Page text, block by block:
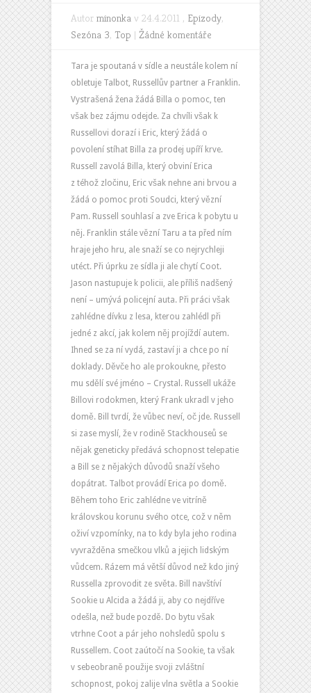
Autor minonka v 24.4.2011 , Epizody,
Sezóna 3, Top | Žádné komentáře
Tara je spoutaná v sídle a neustále kolem ní
obletuje Talbot, Russellův partner a Franklin.
Vystrašená žena žádá Billa o pomoc, ten
však bez zájmu odejde. Za chvíli však k
Russellovi dorazí i Eric, který žádá o
povolení stíhat Billa za prodej upíří krve.
Russell zavolá Billa, který obviní Erica
z téhož zločinu, Eric však nehne ani brvou a
žádá o pomoc proti Soudci, který vězní
Pam. Russell souhlasí a zve Erica k pobytu u
něj. Franklin stále vězní Taru a ta před ním
hraje jeho hru, ale snaží se co nejrychleji
utéct. Při úprku ze sídla ji ale chytí Coot.
Jason nastupuje k policii, ale příliš nadšený
není – umývá policejní auta. Při práci však
zahlédne dívku z lesa, kterou zahlédl při
jedné z akcí, jak kolem něj projíždí autem.
Ihned se za ní vydá, zastaví ji a chce po ní
doklady. Děvče ho ale prokoukne, přesto
mu sdělí své jméno – Crystal. Russell ukáže
Billovi rodokmen, který Frank ukradl v jeho
domě. Bill tvrdí, že vůbec neví, oč jde. Russell
si zase myslí, že v rodině Stackhouseů se
nějak geneticky předává schopnost telepatie
a Bill se z nějakých důvodů snaží všeho
dopátrat. Talbot provádí Erica po domě.
Během toho Eric zahlédne ve vitríně
královskou korunu svého otce, což v něm
oživí vzpomínky, na to kdy byla jeho rodina
vyvražděna smečkou vlků a jejich lidským
vůdcem. Rázem má větší důvod než kdo jiný
Russella zprovodit ze světa. Bill navštíví
Sookie u Alcida a žádá ji, aby co nejdříve
odešla, než bude pozdě. Do bytu však
vtrhne Coot a pár jeho nohsledů spolu s
Russellem. Coot zaútočí na Sookie, ta však
v sebeobraně použije svoji zvláštní
schopnost, pokoj zalije vlna světla a Sookie